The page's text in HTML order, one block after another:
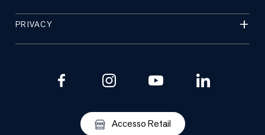
PRIVACY
Accesso Retail